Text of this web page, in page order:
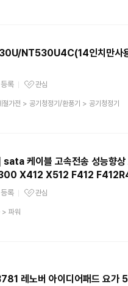
NT530U4C(14인치만사
록
관심상품
관심
절가전 > 공기청정기/환풍기 > 공기청정기
sata 케이블 고속전송 성능
X412 X512 F412
록
관심상품
관심
> 파워
레노버 아이디어패드 요가